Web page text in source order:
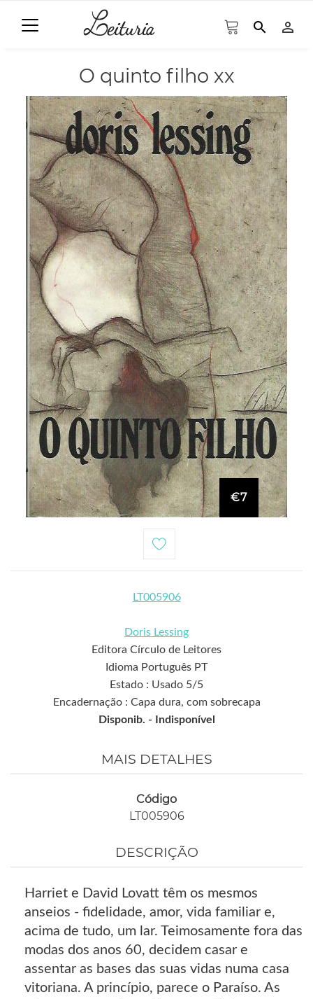
search person_outline
O quinto filho xx
€7
LT005906
Doris Lessing
Editora Círculo de Leitores
Idioma Português PT
Estado : Usado 5/5
Encadernação : Capa dura, com sobrecapa
Disponib. -
Indisponível
MAIS DETALHES
Código
LT005906
DESCRIÇÃO
Harriet e David Lovatt têm os mesmos
anseios - fidelidade, amor, vida familiar e,
acima de tudo, um lar. Teimosamente fora das
modas dos anos 60, decidem casar e
assentar as bases das suas vidas numa casa
vitoriana. A princípio, parece o Paraíso. As